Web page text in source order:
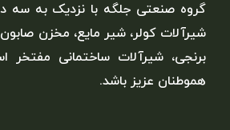
گروه صنعتی جلگه با نزدیک به سه
شیرآلات کولر، شیر مایع، مخزن
برنجی، شیرآلات ساختمانی
هموطنان عزیز باشد.